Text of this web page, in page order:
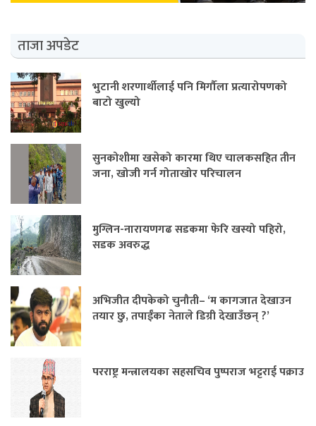
ताजा अपडेट
भुटानी शरणार्थीलाई पनि मिर्गौला प्रत्यारोपणको
बाटो खुल्यो
सुनकोशीमा खसेको कारमा थिए चालकसहित तीन
जना, खोजी गर्न गोताखोर परिचालन
मुग्लिन-नारायणगढ सडकमा फेरि खस्यो पहिरो,
सडक अवरुद्ध
अभिजीत दीपकेको चुनौती– ‘म कागजात देखाउन
तयार छु, तपाईंका नेताले डिग्री देखाउँछन् ?’
परराष्ट्र मन्त्रालयका सहसचिव पुष्पराज भट्टराई पक्राउ